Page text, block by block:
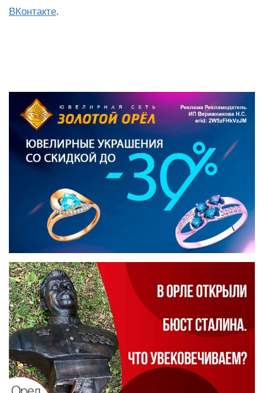
ВКонтакте.